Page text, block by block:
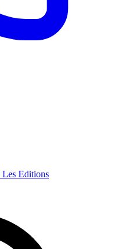
Les Editions